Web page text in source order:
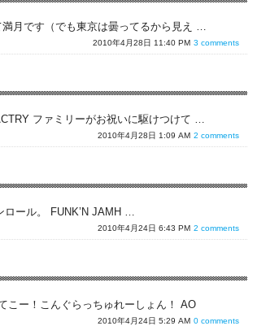
月です（でも東京は曇ってるから見え …
2010年4月28日 11:40 PM 3 comments
ファミリーがお祝いに駆けつけて …
2010年4月28日 1:09 AM 2 comments
ロール。 FUNK’N JAMH …
2010年4月24日 6:43 PM 2 comments
こー！こんぐらっちゅれーしょん！ AO
2010年4月24日 5:29 AM 0 comments